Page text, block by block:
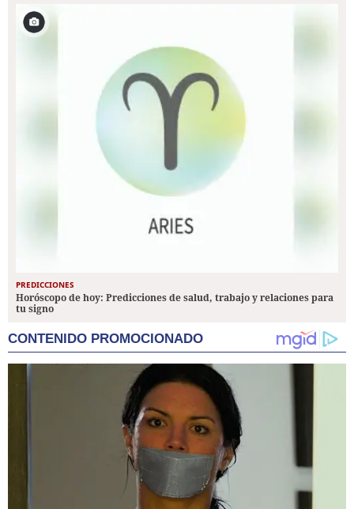
PREDICCIONES
Horóscopo de hoy: Predicciones de salud, trabajo y relaciones para
tu signo
CONTENIDO PROMOCIONADO